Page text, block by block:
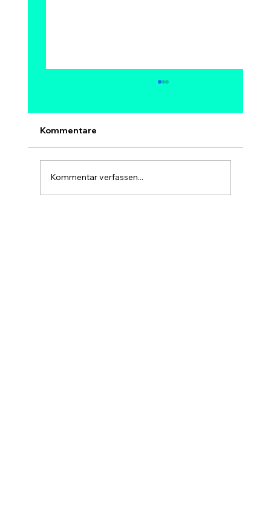
Ja, 1 Million Dollar pro Bitcoin ist
und kein kurzfristiges Ziel. Bei 1 Mio. USD
hätte Bitcoin eine Marktkapitalisierung von
Kommentare
Kommentar verfassen...